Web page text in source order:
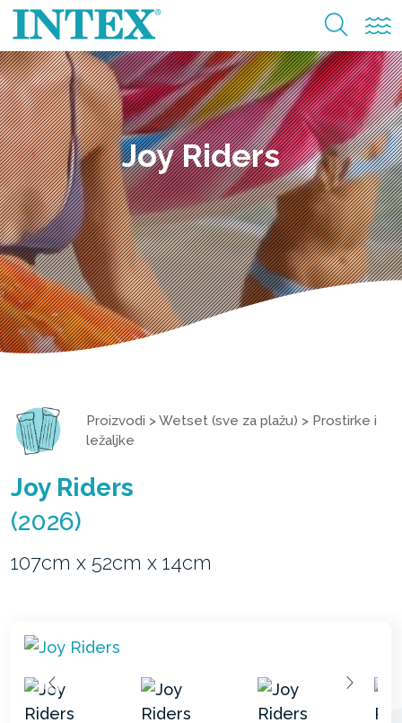
Joy Riders
Proizvodi >Wetset (sve za plažu) > Prostirke i
ležaljke
Joy Riders
(2026)
107cm x 52cm x 14cm